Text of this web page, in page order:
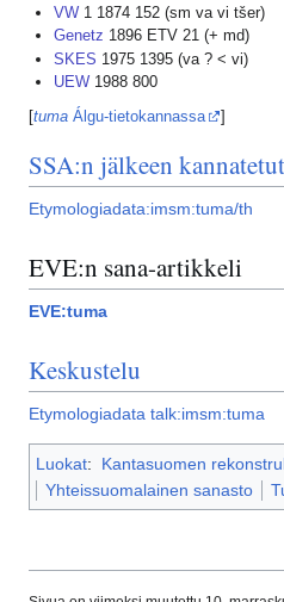
VW1 1874 152 (sm va vi tšer)
Genetz 1896 ETV 21 (+ md)
SKES 1975 1395 (va ? < vi)
UEW1988 800
[tuma Álgu-tietokannassa ]
SSA:n jälkeen
Etymologiadata:imsm:tuma/th
EVE:n sana-artikkeli
EVE:tuma
Keskustelu
Etymologiadata talk:imsm:tuma
Luokat:
Kantasuomen
Yhteissuomalainen sanasto